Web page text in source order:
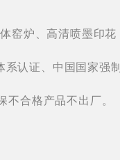
窑炉、高清喷墨印花
系认证、中国国家强制
不合格产品不出厂。